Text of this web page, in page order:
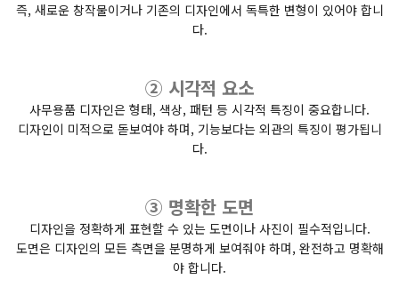
즉, 새로운 창작물이거나 기존의 디자인에서 독특한 변형이 있어야 합니
다.
② 시각적 요소
사무용품 디자인은 형태, 색상, 패턴 등 시각적 특징이 중요합니다.
디자인이 미적으로 돋보여야 하며, 기능보다는 외관의 특징이 평가됩니
다.
③ 명확한 도면
디자인을 정확하게 표현할 수 있는 도면이나 사진이 필수적입니다.
도면은 디자인의 모든 측면을 분명하게 보여줘야 하며, 완전하고 명확해
야 합니다.